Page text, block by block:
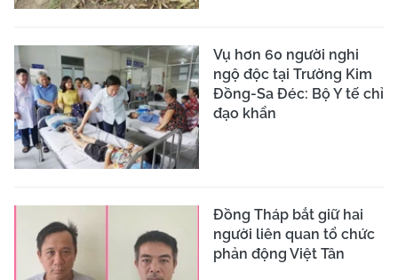
Vụ hơn 60 người nghi
ngộ độc tại Trường Kim
Đồng-Sa Đéc: Bộ Y tế chỉ
đạo khẩn
Đồng Tháp bắt giữ hai
người liên quan tổ chức
phản động Việt Tân